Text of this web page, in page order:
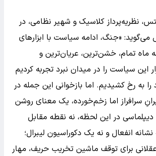
نظریه‌پرداز کلاسیک و شهیر نظامی، در
«جنگ، ادامه سیاست با ابزارهای
ماه تمام، خشن‌ترین، عریان‌ترین و
این سیاست را در میدان نبرد تجربه کردیم
به رخ کشیدیم. اما بازخوانی این جمله در
سرافراز اما زخم‌خورده، یک معنای روشن
دیپلماسی در این لحظه، نه نقطه مقابل
انفعال و نه یک دکوراسیون لیبرال؛
عقلانی برای توقف ماشین تخریب حریف، مهار